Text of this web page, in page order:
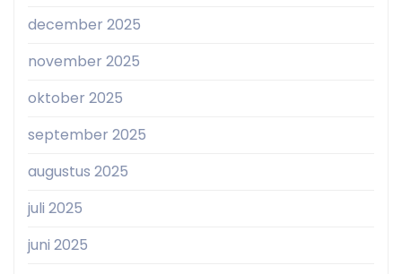
december 2025
november 2025
oktober 2025
september 2025
augustus 2025
juli 2025
juni 2025